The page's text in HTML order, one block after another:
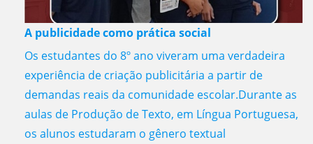
A publicidade como prática social
Os estudantes do 8º ano viveram uma verdadeira
experiência de criação publicitária a partir de
demandas reais da comunidade escolar.Durante as
aulas de Produção de Texto, em Língua Portuguesa,
os alunos estudaram o gênero textual